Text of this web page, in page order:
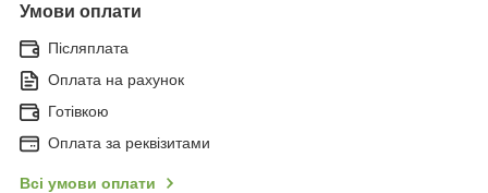
Умови оплати
Післяплата
Оплата на рахунок
Готівкою
Оплата за реквізитами
Всі умови оплати